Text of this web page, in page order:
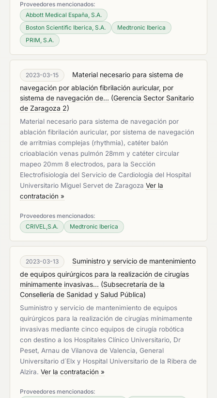
Proveedores mencionados:
Abbott Medical España, S.A.
Boston Scientific Iberica, S.A.
Medtronic Iberica
PRIM, S.A.
2023-03-15
Material necesario para sistema de
navegación por ablación fibrilación auricular, por
sistema de navegación de... (Gerencia Sector Sanitario
de Zaragoza 2)
Material necesario para sistema de navegación por
ablación fibrilación auricular, por sistema de navegación
de arritmias complejas (rhythmia), catéter balón
crioablación venas pulmón 28mm y catéter circular
mapeo 20mm 8 electrodos, para la Sección
Electrofisiología del Servicio de Cardiología del Hospital
Universitario Miguel Servet de Zaragoza Ver la
contratación »
Proveedores mencionados:
CRIVEL,S.A.
Medtronic Iberica
2023-03-13
Suministro y servicio de mantenimiento
de equipos quirúrgicos para la realización de cirugías
mínimamente invasivas... (Subsecretaría de la
Consellería de Sanidad y Salud Pública)
Suministro y servicio de mantenimiento de equipos
quirúrgicos para la realización de cirugías mínimamente
invasivas mediante cinco equipos de cirugía robótica
con destino a los Hospitales Clínico Universitario, Dr
Peset, Arnau de Vilanova de Valencia, General
Universitario d´Elx y Hospital Universitario de la Ribera de
Alzira. Ver la contratación »
Proveedores mencionados: